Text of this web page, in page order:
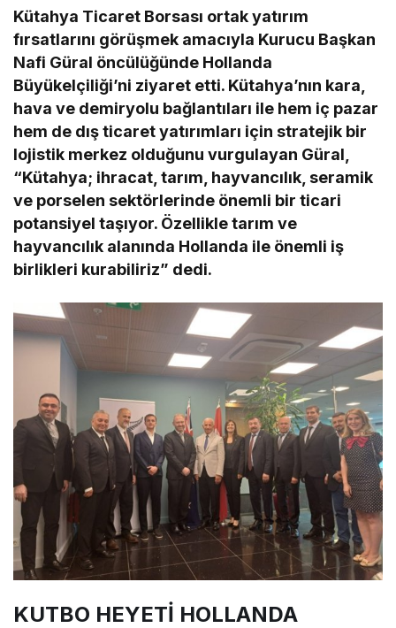
Kütahya Ticaret Borsası ortak yatırım
fırsatlarını görüşmek amacıyla Kurucu Başkan
Nafi Güral öncülüğünde Hollanda
Büyükelçiliği’ni ziyaret etti. Kütahya’nın kara,
hava ve demiryolu bağlantıları ile hem iç pazar
hem de dış ticaret yatırımları için stratejik bir
lojistik merkez olduğunu vurgulayan Güral,
“Kütahya; ihracat, tarım, hayvancılık, seramik
ve porselen sektörlerinde önemli bir ticari
potansiyel taşıyor. Özellikle tarım ve
hayvancılık alanında Hollanda ile önemli iş
birlikleri kurabiliriz” dedi.
KUTBO HEYETİ HOLLANDA